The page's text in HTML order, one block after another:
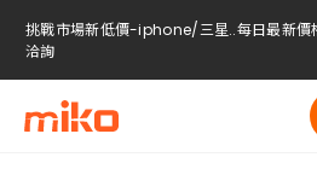
挑戰市場新低價-iphone/三星..每日最新價
洽詢
挑戰市場新低價-iphone/三星..每日最新價
洽詢
挑戰市場新低價-iphone/三星..每日最新價